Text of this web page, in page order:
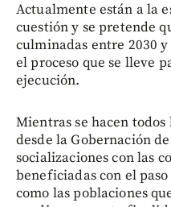
Actualmente están a la
cuestión y se pretende
culminadas entre 2030
el proceso que se lleve
ejecución.
Mientras se hacen
desde la Gobernación
socializaciones con las
beneficiadas con el
como las poblaciones